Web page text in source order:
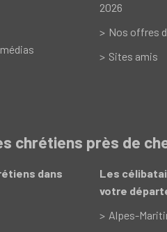
2026
Nos offres
Sites amis
chrétiens près de
dans
Les
votre
Alpes-